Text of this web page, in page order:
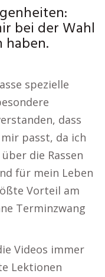
bei der Wahl
haben.
spezielle
dass
passt, da ich
die Rassen
für mein Leben
Vorteil am
Terminzwang
Videos immer
Lektionen